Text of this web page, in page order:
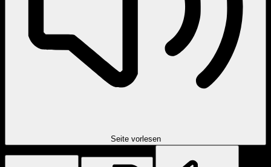
Seite vorlesen